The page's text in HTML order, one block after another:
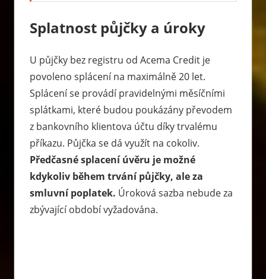
Splatnost půjčky a úroky
U půjčky bez registru od Acema Creditje
povoleno splácení na maximálně 20 let.
Splácení se provádí pravidelnými měsíčními
splátkami, které budou poukázány převodem
z bankovního klientova účtu díky trvalému
příkazu. Půjčka se dá využít na cokoliv.
Předčasné splacení úvěru je možné
kdykoliv během trvání půjčky, ale za
smluvní poplatek. Úroková sazba nebude za
zbývající období vyžadována.